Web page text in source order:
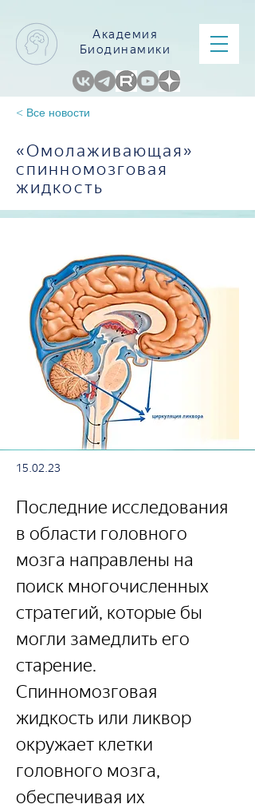
Академия
Биодинамики
< Все новости
«Омолаживающая»
спинномозговая
жидкость
15.02.23
Последние исследования
в области головного
мозга направлены на
поиск многочисленных
стратегий, которые бы
могли замедлить его
старение.
Спинномозговая
жидкость или ликвор
окружает клетки
головного мозга,
обеспечивая их